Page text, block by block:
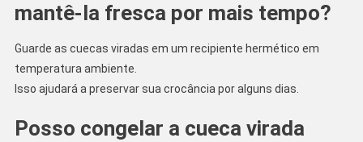
mantê-la fresca por mais tempo?
Guarde as cuecas viradas em um recipiente hermético em
temperatura ambiente.
Isso ajudará a preservar sua crocância por alguns dias.
Posso congelar a cueca virada